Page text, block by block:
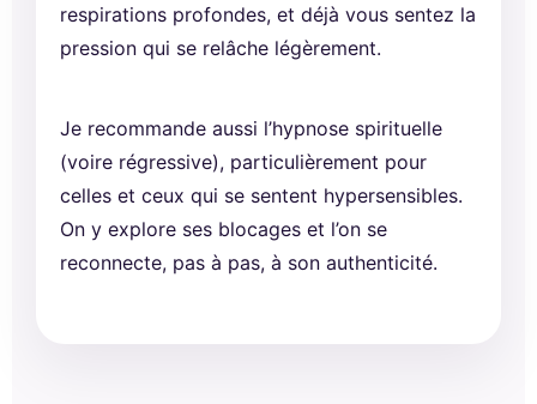
respirations profondes, et déjà vous sentez la
pression qui se relâche légèrement.
Je recommande aussi l’hypnose spirituelle
(voire régressive), particulièrement pour
celles et ceux qui se sentent hypersensibles.
On y explore ses blocages et l’on se
reconnecte, pas à pas, à son authenticité.